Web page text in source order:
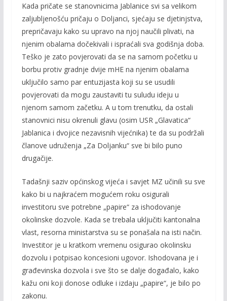
Kada pričate se stanovnicima Jablanice svi sa velikom
zaljubljenošću pričaju o Doljanci, sjećaju se djetinjstva,
prepričavaju kako su upravo na njoj naučili plivati, na
njenim obalama dočekivali i ispraćali sva godišnja doba.
Teško je zato povjerovati da se na samom početku u
borbu protiv gradnje dvije mHE na njenim obalama
uključilo samo par entuzijasta koji su se usudili
povjerovati da mogu zaustaviti tu suludu ideju u
njenom samom začetku. A u tom trenutku, da ostali
stanovnici nisu okrenuli glavu (osim USR „Glavatica“
Jablanica i dvojice nezavisnih vijećnika) te da su podržali
članove udruženja „Za Doljanku“ sve bi bilo puno
drugačije.
Tadašnji saziv općinskog vijeća i savjet MZ učinili su sve
kako bi u najkraćem mogućem roku osigurali
investitoru sve potrebne „papire“ za ishodovanje
okolinske dozvole. Kada se trebala uključiti kantonalna
vlast, resorna ministarstva su se ponašala na isti način.
Investitor je u kratkom vremenu osigurao okolinsku
dozvolu i potpisao koncesioni ugovor. Ishodovana je i
građevinska dozvola i sve što se dalje događalo, kako
kažu oni koji donose odluke i izdaju „papire“, je bilo po
zakonu.